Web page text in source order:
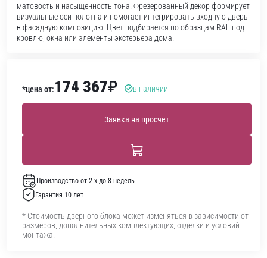
матовость и насыщенность тона. Фрезерованный декор формирует
визуальные оси полотна и помогает интегрировать входную дверь
в фасадную композицию. Цвет подбирается по образцам RAL под
кровлю, окна или элементы экстерьера дома.
*цена от:174 367₽ в наличии
Заявка на просчет
Производство от 2-х до 8 недель
Гарантия 10 лет
* Стоимость дверного блока может изменяться в зависимости от
размеров, дополнительных комплектующих, отделки и условий
монтажа.